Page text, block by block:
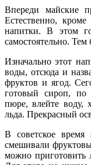
Впереди майские
Естественно,
напитки. В этом
самостоятельно. Тем
Изначально этот
воды, отсюда и
фруктов и ягод.
готовый сироп, по
пюре, влейте воду,
льда. Прекрасный
В советское
смешивали
можно приготовить